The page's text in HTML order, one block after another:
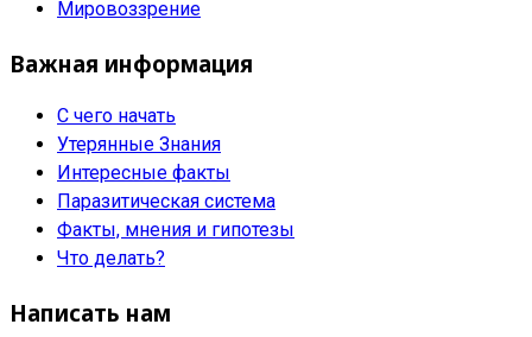
Мировоззрение
Важная информация
С чего начать
Утерянные Знания
Интересные факты
Паразитическая система
Факты, мнения и гипотезы
Что делать?
Написать нам